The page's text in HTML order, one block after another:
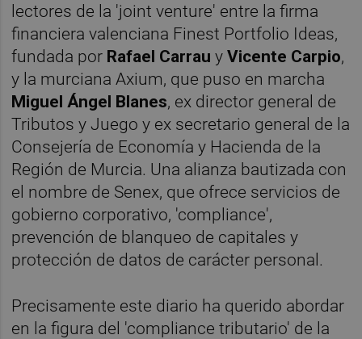
lectores de la 'joint venture' entre la firma
financiera valenciana Finest Portfolio Ideas,
fundada por Rafael Carrau yVicente Carpio,
y la murciana Axium, que puso en marcha
Miguel Ángel Blanes, ex director general de
Tributos y Juego y ex secretario general de la
Consejería de Economía y Hacienda de la
Región de Murcia. Una alianza bautizada con
el nombre de Senex, que ofrece servicios de
gobierno corporativo, 'compliance',
prevención de blanqueo de capitales y
protección de datos de carácter personal.
Precisamente este diario ha querido abordar
en la figura del 'compliance tributario' de la